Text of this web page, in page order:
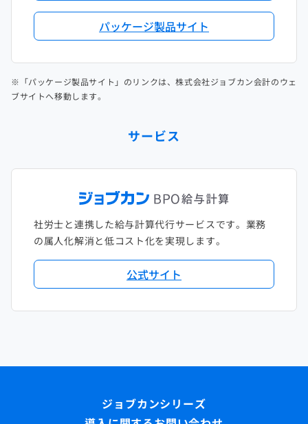
パッケージ製品サイト
※「パッケージ製品サイト」のリンクは、株式会社ジョブカン会計のウェ
ブサイトへ移動します。
サービス
社労士と連携した給与計算代行サービスです。業務
の属人化解消と低コスト化を実現します。
公式サイト